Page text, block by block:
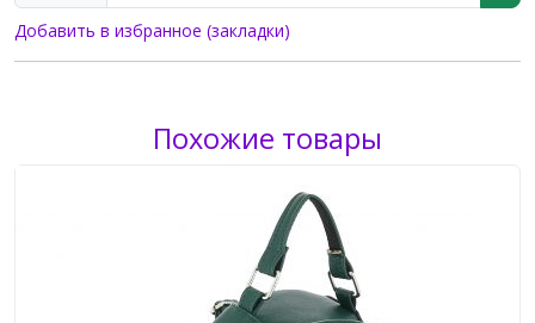
Добавить в избранное (закладки)
Похожие товары